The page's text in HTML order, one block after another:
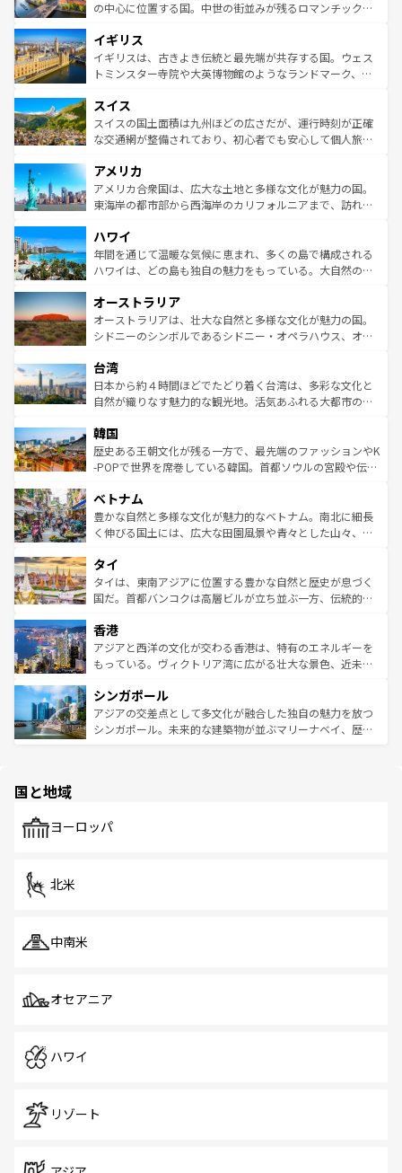
ンテンツ一覧を参照してほしい。
から魅了する。また、フランスは美食の国としても知ら
いる。シャンパンの発祥地であるランス、プロヴァンスの
香り高いラベンダー畑など、多彩な楽しみ方が可能だ。さ
らに、パリ以外の地域にも魅力が溢れており、どの街角に
れる地方に足を運ぶとそれぞれで全く異なる文化を体験で
きるだろう。 なお、新着のフランス情報はコンテンツ一覧
を参照してほしい。
の中心に位置する国。中世の街並みが残るロマンチック街
顔を持つこの国は、どこを歩いても飽きることがない。ベ
ルリンの文化的活気、バイエルン州のアルプスの絶景、そ
してライン川沿いのワイン畑といった風景は必見。ビール
は、お酒好きな人にはぜひ体験してほしい。 なお、新着の
ドイツ情報はコンテンツ一覧を参照してほしい。
イギリス
イギリスは、古きよき伝統と最先端が共存する国。ウェス
トミンスター寺院や大英博物館のようなランドマーク、歴
リアごとに異なる魅力がある。また、優雅なアフタヌーン
ティー、ビール好きにはたまらない英国パブ、サッカー観
戦など、本場だからこそできる体験も豊富。イギリスを旅
ンツ一覧を参照してほしい。
スイス
スイスの国土面積は九州ほどの広さだが、運行時刻が正確
な交通網が整備されており、初心者でも安心して個人旅行
の建物がそのまま残る町や、スイスならではのユニークな
博物館もあり、アルプス観光だけでなく町歩きも満喫する
ことができる。国民の所得が高いため物価も高いが、旅行
ば市内交通費無料で観光を楽しむこともできる。 なお、新
着のスイス情報はコンテンツ一覧 を参照してほしい。
アメリカ
アメリカ合衆国は、広大な土地と多様な文化が魅力の国。
東海岸の都市部から西海岸のカリフォルニアまで、訪れる
のような巨大都市は、観光、ショッピング、エンターテイ
ンメントが詰まった刺激的なスポットだ。一方、アメリカ
西部には大自然が広がり、グランドキャニオンやイエロー
部のニューオーリンズでは、音楽と美食が融合した独特の
文化が魅力。旅行者はアメリカの各地域で異なる魅力を楽
しみながら、その多様性と豊かな歴史を感じることができ
ならではの贅沢な旅のスタイルだ。 なお、新着のアメリカ
情報はコンテンツ一覧を参照してほしい。
ハワイ
年間を通じて温暖な気候に恵まれ、多くの島で構成される
ハワイは、どの島も独自の魅力をもっている。大自然の神
ワイ島は見逃せない。また、定番の観光地といえばオアフ
島だが、静かな自然を求めるならマウイ島やカウアイ島が
おすすめ。エメラルドグリーンに輝く海をはじめ、豊かな
れるおもてなしの心で訪れる人々を迎えてくれるハワイの
人々、おいしいローカルフードやハワイアンミュージッ
ク、伝統的なフラダンスなど、すべてがハワイの魅力を彩
ワイを、存分に味わってほしい。 なお、新着のハワイ情報
はコンテンツ一覧を参照してほしい。
オーストラリア
オーストラリアは、壮大な自然と多様な文化が魅力の国。
シドニーのシンボルであるシドニー・オペラハウス、オー
リアリーフや大陸中央部にそびえるウルル（エアーズロッ
ク）、タスマニアの美しい原生林やケアンズの熱帯雨林な
ど、見どころがたくさん。また、カフェやワイン、オージ
いる。アクティビティも充実しており、サーフィンやダイ
ビング、ハイキングなど、アウトドア好きにはたまらな
い。オーストラリアの多彩な魅力を存分に味わいつくそ
参照してほしい。
台湾
日本から約４時間ほどでたどり着く台湾は、多彩な文化と
自然が織りなす魅力的な観光地。活気あふれる大都市の台
ン）、静ひつな山岳地帯である台湾東部など、都市の喧騒
と山間の静けさが共存しており、訪れる人に新しい発見と
驚きをもたらしてくれる。また、奥深い台湾の食文化も魅
容にもいいと評判のスイーツなど、バラエティ豊かな料理
が味わえる。 なお、新着の台湾情報は コンテンツ一覧を参
照してほしい。
韓国
歴史ある王朝文化が残る一方で、最先端のファッションやK
-POPで世界を席巻している韓国。首都ソウルの宮殿や伝統
き、地方に足を延ばせば四季折々の自然美を楽しむことが
できる。そして、キムチや焼肉、絶品のストリートフード
まで、さまざまな韓国料理が待っている。夜には、韓国な
リティに包まれながら、韓国の多彩な魅力を心ゆくまで味
わってみてほしい。 なお、新着の韓国情報はコンテンツ一
覧を参照してほしい。
ベトナム
豊かな自然と多様な文化が魅力的なベトナム。南北に細長
く伸びる国土には、広大な田園風景や青々とした山々、世
急速な発展と共に伝統が息づく。ハノイの古い町並みやホ
ーチミン市のフランス統治時代の建物も、独特の雰囲気を
醸し出している。また、バラエティの豊かさとおいしさで
とつ。フォーやバインミー、ベトナムコーヒーなどは、ぜ
ひ現地で味わいたい。どの地域を訪れてもあたたかい人々
が旅行者を迎えてくれるので、きっと忘れられない旅にな
参照してほしい。
タイ
タイは、東南アジアに位置する豊かな自然と歴史が息づく
国だ。首都バンコクは高層ビルが立ち並ぶ一方、伝統的な
の活気が交差している。北部ではチェンマイなどの山岳地
帯で自然と触れ合い、南部ではプーケットやクラビの美し
いビーチでリゾート気分を楽しむことができる。タイ料理
激する。気候は一年中温暖で、どの季節にも異なる楽しみ
が待っている。親しみやすいタイの人々、仏教を中心とし
た文化、そして多様な観光資源が、訪れる旅人を魅了し続
香港
アジアと西洋の文化が交わる香港は、特有のエネルギーを
もっている。ヴィクトリア湾に広がる壮大な景色、近未来
み、どこを訪れても感動するはず。観光スポットが密集し
ており、効率よく見どころを回れるのも魅力。息をのむよ
うな絶景から文化的な体験まで、香港を存分に楽しみ尽く
シンガポール
アジアの交差点として多文化が融合した独自の魅力を放つ
シンガポール。未来的な建築物が並ぶマリーナベイ、歴史
で、ホーカーズは地元の風情を楽しめる外せないスポット
国と地域
ヨーロッパ
北米
中南米
オセアニア
ハワイ
リゾート